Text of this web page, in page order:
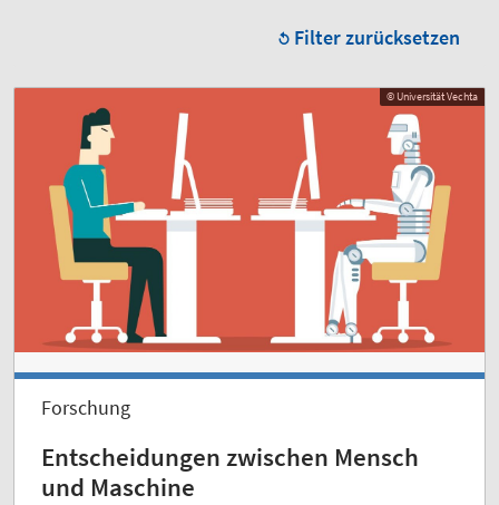
Filter zurücksetzen
© Universität Vechta
Forschung
Entscheidungen zwischen Mensch
und Maschine